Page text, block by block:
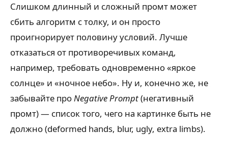
Слишком длинный и сложный промт может
сбить алгоритм с толку, и он просто
проигнорирует половину условий. Лучше
отказаться от противоречивых команд,
например, требовать одновременно «яркое
солнце» и «ночное небо». Ну и, конечно же, не
забывайте проNegative Prompt(негативный
промт) — список того, чего на картинке быть не
должно (deformed hands, blur, ugly, extra limbs).